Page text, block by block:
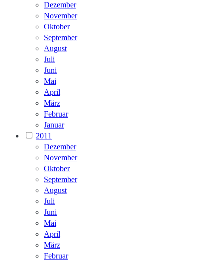
Dezember
November
Oktober
September
August
Juli
Juni
Mai
April
März
Februar
Januar
2011
Dezember
November
Oktober
September
August
Juli
Juni
Mai
April
März
Februar